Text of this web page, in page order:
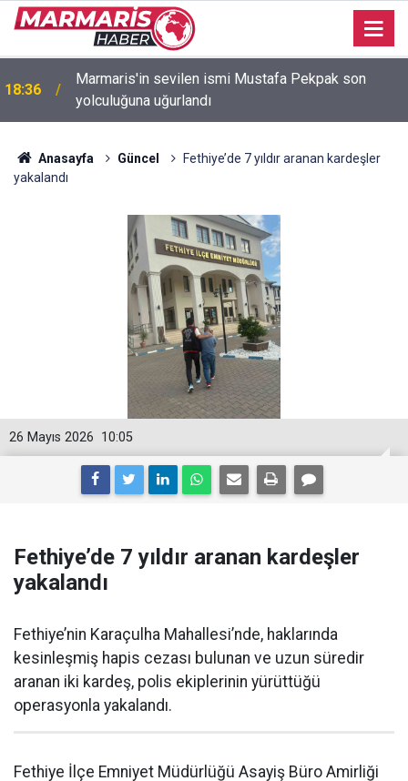
Marmaris'in sevilen ismi Mustafa Pekpak son
yolculuğuna uğurlandı
16:35
Bakan Fidan: "Körfez'de devam eden savaş
dikkatimizi Filistin meselesinden ayırmadı"
Anasayfa Güncel
Fethiye’de 7 yıldır aranan kardeşler
yakalandı
10:05
26 Mayıs 2026
Fethiye’de 7 yıldır aranan kardeşler
yakalandı
Fethiye’nin Karaçulha Mahallesi’nde, haklarında
kesinleşmiş hapis cezası bulunan ve uzun süredir
aranan iki kardeş, polis ekiplerinin yürüttüğü
operasyonla yakalandı.
Fethiye İlçe Emniyet Müdürlüğü Asayiş Büro Amirliği